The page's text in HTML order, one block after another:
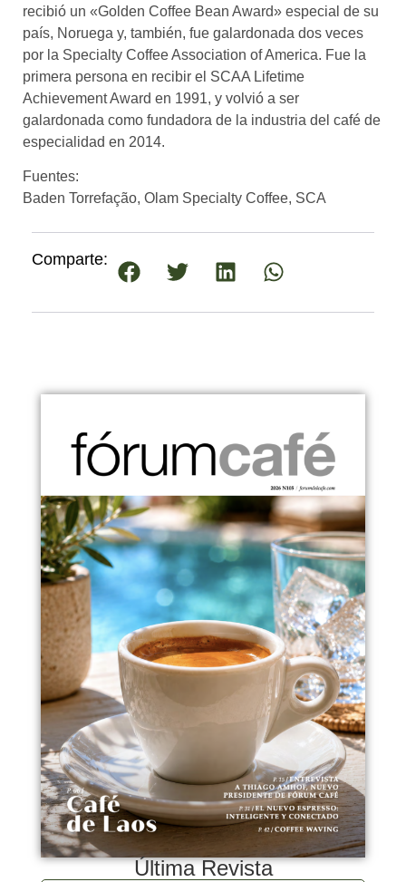
recibió un «Golden Coffee Bean Award» especial de su
país, Noruega y, también, fue galardonada dos veces
por la Specialty Coffee Association of America. Fue la
primera persona en recibir el SCAA Lifetime
Achievement Award en 1991, y volvió a ser
galardonada como fundadora de la industria del café de
especialidad en 2014.
Fuentes:
Baden Torrefação, Olam Specialty Coffee, SCA
Comparte:
Última Revista